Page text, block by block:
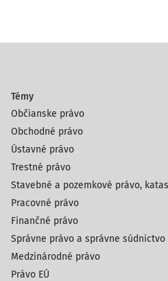
Témy
Občianske právo
Obchodné právo
Ústavné právo
Trestné právo
Stavebné a pozemkové právo,
Pracovné právo
Finančné právo
Správne právo a správne súdnictvo
Medzinárodné právo
Právo EÚ